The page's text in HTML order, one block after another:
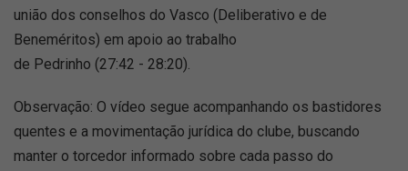
união dos conselhos do Vasco (Deliberativo e de
Beneméritos) em apoio ao trabalho
de Pedrinho (27:42 - 28:20).
Observação: O vídeo segue acompanhando os bastidores
quentes e a movimentação jurídica do clube, buscando
manter o torcedor informado sobre cada passo do